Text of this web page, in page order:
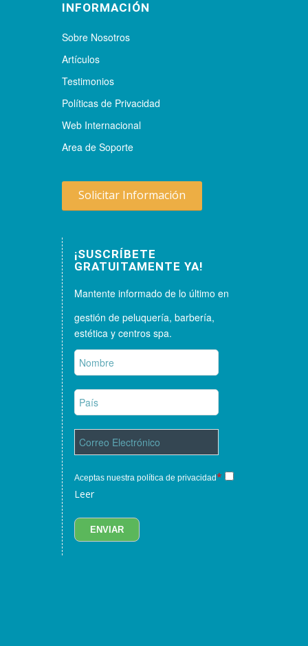
INFORMACIÓN
Sobre Nosotros
Artículos
Testimonios
Políticas de Privacidad
Web Internacional
Area de Soporte
Solicitar Información
¡SUSCRÍBETE
GRATUITAMENTE YA!
Mantente informado de lo último en
gestión de peluquería, barbería,
estética y centros spa.
Aceptas nuestra política de privacidad*
Leer